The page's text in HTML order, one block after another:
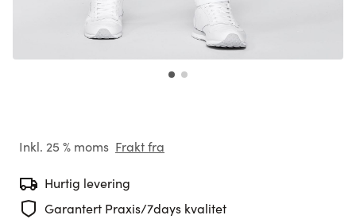
Inkl. 25 % moms Frakt fra
Hurtig levering
Garantert Praxis/7days kvalitet